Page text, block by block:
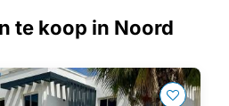
te koop in Noord